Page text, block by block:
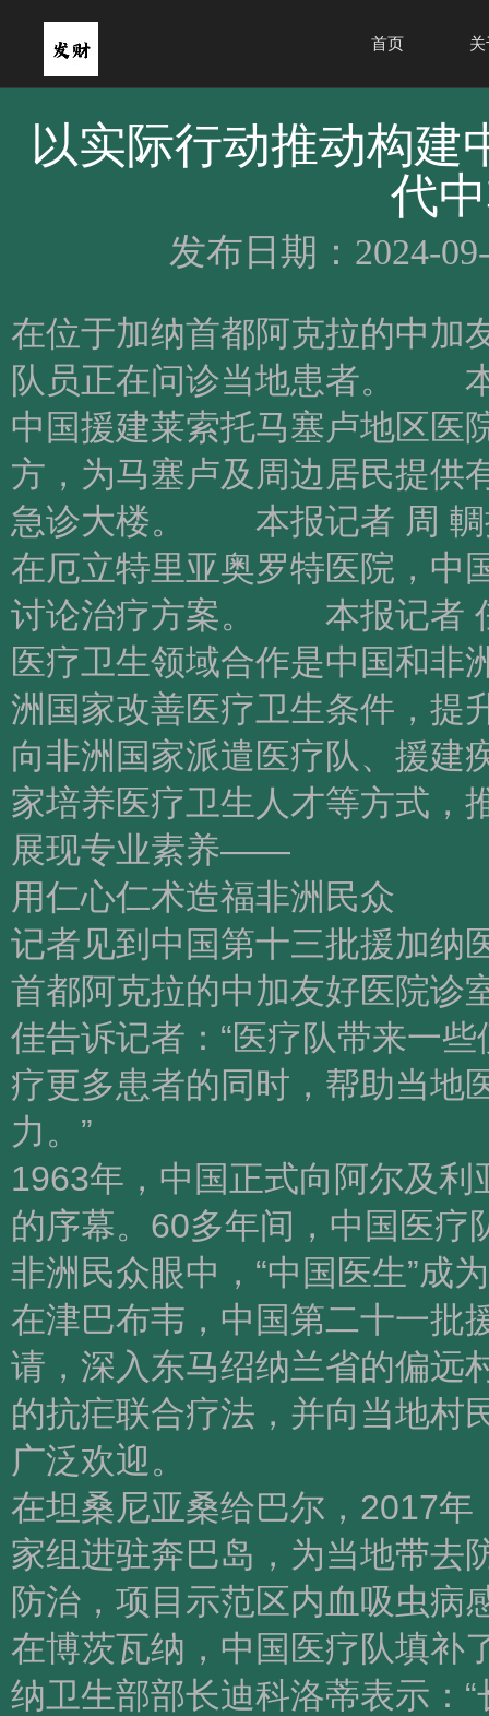
首页
以实际行动推动构建
代
发布日期：2024-
在位于加纳首都阿克拉的中加
队员正在问诊当地患者。
中国援建莱索托马塞卢地区医
方，为马塞卢及周边居民提供
急诊大楼。 本报记者 周 輖
在厄立特里亚奥罗特医院，中
讨论治疗方案。 本报记者
医疗卫生领域合作是中国和非
洲国家改善医疗卫生条件，提
向非洲国家派遣医疗队、援建
家培养医疗卫生人才等方式，
展现专业素养——
用仁心仁术造福非洲民众
记者见到中国第十三批援加纳
首都阿克拉的中加友好医院诊
佳告诉记者：“医疗队带来一
疗更多患者的同时，帮助当地
力。”
1963年，中国正式向阿尔及
的序幕。60多年间，中国医疗
非洲民众眼中，“中国医生”成
在津巴布韦，中国第二十一批
请，深入东马绍纳兰省的偏远
的抗疟联合疗法，并向当地村
广泛欢迎。
在坦桑尼亚桑给巴尔，2017
家组进驻奔巴岛，为当地带去
防治，项目示范区内血吸虫病
在博茨瓦纳，中国医疗队填补
纳卫生部部长迪科洛蒂表示：